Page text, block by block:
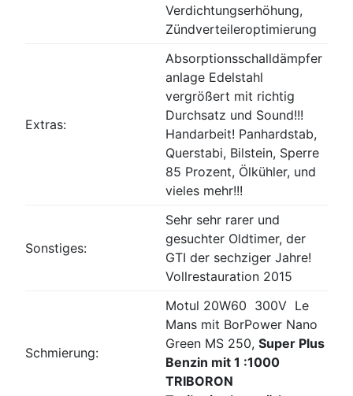
Verdichtungserhöhung,
Zündverteileroptimierung
Extras:
Absorptionsschalldämpfer
anlage Edelstahl
vergrößert mit richtig
Durchsatz und Sound!!!
Handarbeit! Panhardstab,
Querstabi, Bilstein, Sperre
85 Prozent, Ölkühler, und
vieles mehr!!!
Sonstiges:
Sehr sehr rarer und
gesuchter Oldtimer, der
GTI der sechziger Jahre!
Vollrestauration 2015
Schmierung:
Motul 20W60 300V Le
Mans mit BorPower Nano
Green MS 250,Super Plus
Benzin mit 1 :1000
TRIBORON